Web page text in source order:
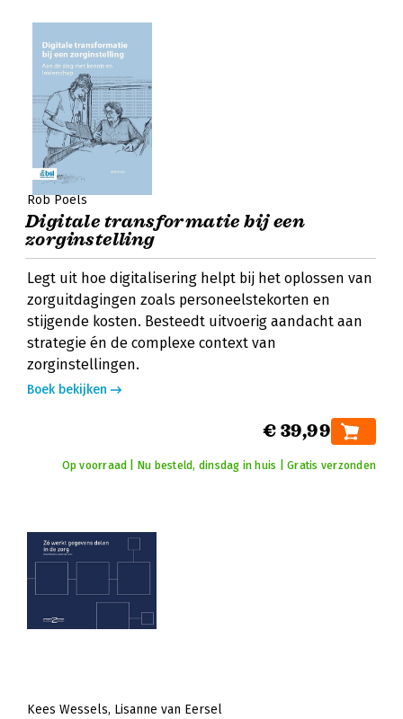
Rob Poels
Digitale transformatie bij een
zorginstelling
Legt uit hoe digitalisering helpt bij het oplossen van
zorguitdagingen zoals personeelstekorten en
stijgende kosten. Besteedt uitvoerig aandacht aan
strategie én de complexe context van
zorginstellingen.
Boek bekijken
€ 39,99
Op voorraad | Nu besteld, dinsdag in huis | Gratis verzonden
Kees Wessels Lisanne van Eersel